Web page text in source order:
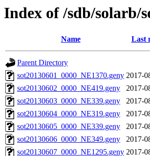
Index of /sdb/solarb/
Name Last
Parent Directory
sot20130601_0000_NE1370.geny 2017-
sot20130602_0000_NE419.geny
2017-
sot20130603_0000_NE339.geny
2017-
sot20130604_0000_NE319.geny
2017-
sot20130605_0000_NE339.geny
2017-
sot20130606_0000_NE349.geny
2017-
sot20130607_0000_NE1295.geny 2017-